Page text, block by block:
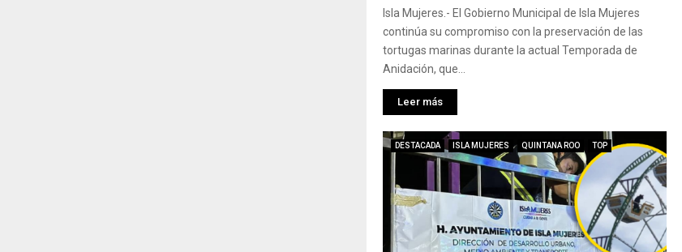
Isla Mujeres.- El Gobierno Municipal de Isla Mujeres
continúa su compromiso con la preservación de las
tortugas marinas durante la actual Temporada de
Anidación, que...
Leer más
DESTACADA ISLA MUJERES QUINTANA ROO TOP